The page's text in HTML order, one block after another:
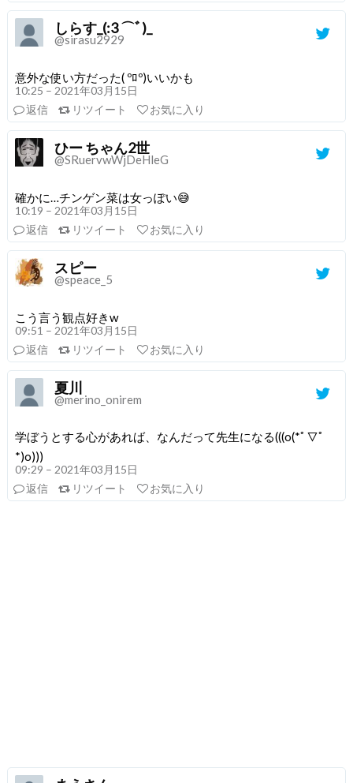
しらす_(:3 ⌒ﾞ)_
@sirasu2929
意外な使い方だった( ºﾛº)いいかも
10:25 – 2021年03月15日
返信
リツイート お気に入り
ひー ちゃん2世
@SRuervwWjDeHleG
確かに…チンゲン菜は女っぽい😅
10:19 – 2021年03月15日
返信
リツイート お気に入り
スピー
@speace_5
こう言う観点好きw
09:51 – 2021年03月15日
返信
リツイート お気に入り
夏川
@merino_onirem
学ぼうとする心があれば、なんだって先生になる(((o(*ﾟ▽ﾟ
*)o)))
09:29 – 2021年03月15日
返信
リツイート お気に入り